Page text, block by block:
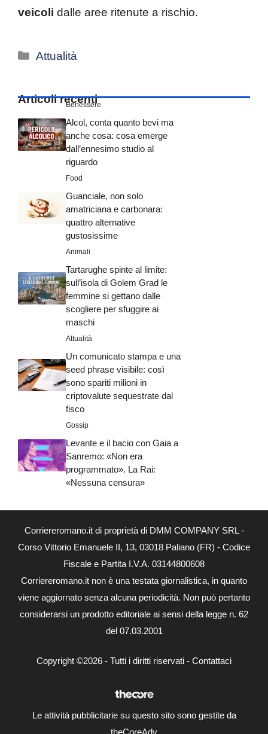
veicoli dalle aree ritenute a rischio.
Categorie
Attualità
Articoli recenti
Benessere
Alcol, conta quanto bevi ma
anche cosa: cosa emerge
dall’ennesimo studio al
riguardo
Food
Guanciale, non solo
amatriciana e carbonara:
quattro alternative
gustosissime
Animali
Tartarughe spinte al limite:
sull’isola di Golem Grad le
femmine si gettano dalle
scogliere per sfuggire ai
maschi
Attualità
Un comunicato stampa e una
seed phrase visibile: così
sono spariti milioni in
criptovalute sequestrate dal
fisco
Gossip
Levante e il bacio con Gaia a
Sanremo: «Non era
programmato». La Rai:
«Nessuna censura»
Corriereromano.it di proprietà di DMM COMPANY SRL -
Corso Vittorio Emanuele II, 13, 03018 Paliano (FR) - Codice
Fiscale e Partita I.V.A. 03144800608
Corriereromano.it non è una testata giornalistica, in quanto
viene aggiornato senza alcuna periodicità. Non può pertanto
considerarsi un prodotto editoriale ai sensi della legge n. 62
del 07.03.2001
Copyright ©2026 - Tutti i diritti riservati - Contattaci
Le attività pubblicitarie su questo sito sono gestite da